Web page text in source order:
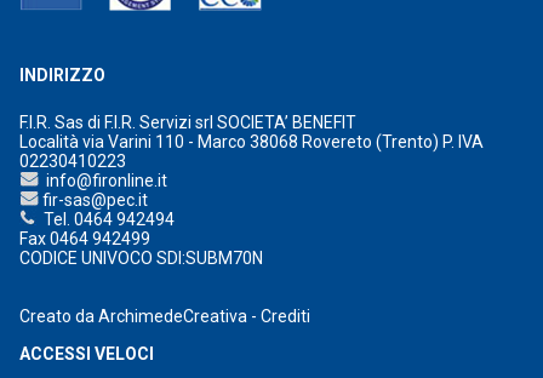
INDIRIZZO
F.I.R. Sas di F.I.R. Servizi srl SOCIETA’ BENEFIT
Località via Varini 110 - Marco 38068 Rovereto (Trento) P. IVA
02230410223
info@fironline.it
fir-sas@pec.it
Tel. 0464 942494
Fax 0464 942499
CODICE UNIVOCO SDI:SUBM70N
Creato daArchimedeCreativa - Crediti
ACCESSI VELOCI